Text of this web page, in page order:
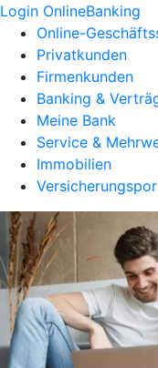
Login OnlineBanking
Online-
Privatkunden
Firmenkunden
Banking &
Meine Bank
Service &
Immobilien